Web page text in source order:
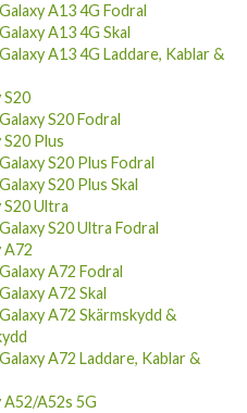
A13 4G Fodral
A13 4G Skal
A13 4G Laddare, Kablar &
S20
S20 Fodral
S20 Plus
S20 Plus Fodral
S20 Plus Skal
S20 Ultra
S20 Ultra Fodral
A72
A72 Fodral
A72 Skal
A72 Skärmskydd &
A72 Laddare, Kablar &
A52/A52s 5G